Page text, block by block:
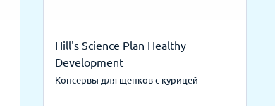
Hill's Science Plan Healthy
Development
Консервы для щенков с курицей